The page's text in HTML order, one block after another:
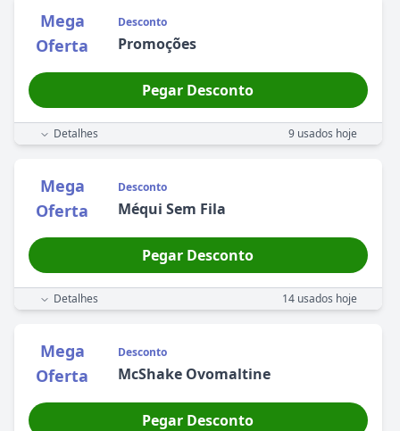
Mega
Oferta
Desconto
Promoções
Pegar Desconto
Detalhes 9usados hoje
Mega
Oferta
Desconto
Méqui Sem Fila
Pegar Desconto
Detalhes 14usados hoje
Mega
Oferta
Desconto
McShake Ovomaltine
Pegar Desconto